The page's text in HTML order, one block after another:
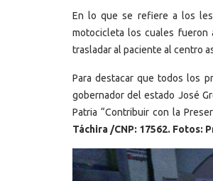
En lo que se refiere a los
motocicleta los cuales fueron
trasladar al paciente al centro
Para destacar que todos los
gobernador del estado José
Patria “Contribuir con la
Táchira /CNP: 17562. Fotos: